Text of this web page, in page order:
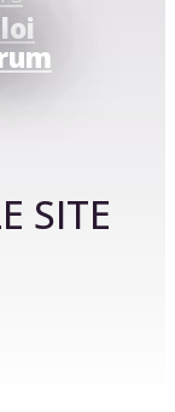
SITE